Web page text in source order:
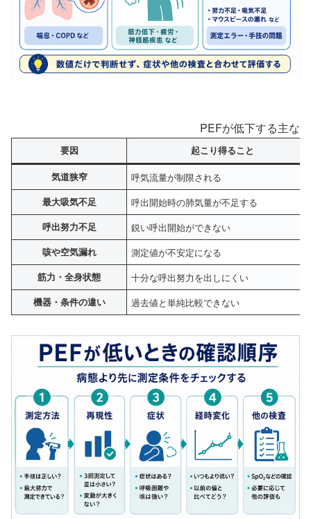
PEFが低下する主な
要因 起こり得ること
気道狭窄 呼気流量が制限される
最大吸気不足 呼出開始時の肺気量が不足する
呼出努力不足 鋭い呼出開始ができない
咳や空気漏れ 測定値が不安定になる
筋力・全身状態 十分な呼出努力を出しにくい
機器・条件の違い 過去値と単純比較できない